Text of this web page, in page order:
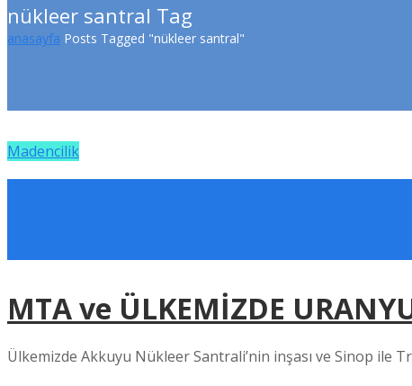
nükleer santral Tag
anasayfa Posts Tagged "nükleer santral"
Madencilik
MTA ve ÜLKEMİZDE
Ülkemizde Akkuyu Nükleer Santrali’nin inşası ve Sinop ile